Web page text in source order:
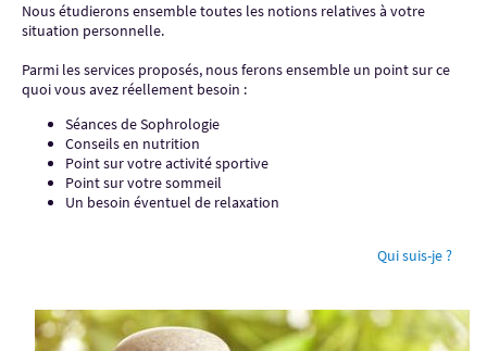
Nous étudierons ensemble toutes les notions relatives à votre
situation personnelle.
Parmi les services proposés, nous ferons ensemble un point sur ce
quoi vous avez réellement besoin :
Séances de Sophrologie
Conseils en nutrition
Point sur votre activité sportive
Point sur votre sommeil
Un besoin éventuel de relaxation
Qui suis-je ?